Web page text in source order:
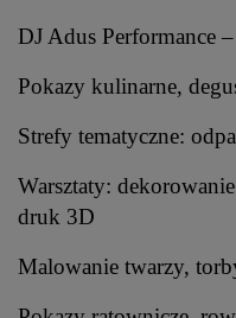
DJ Adus Performance
Pokazy kulinarne,
Strefy tematyczne:
Warsztaty:
druk 3D
Malowanie twarzy,